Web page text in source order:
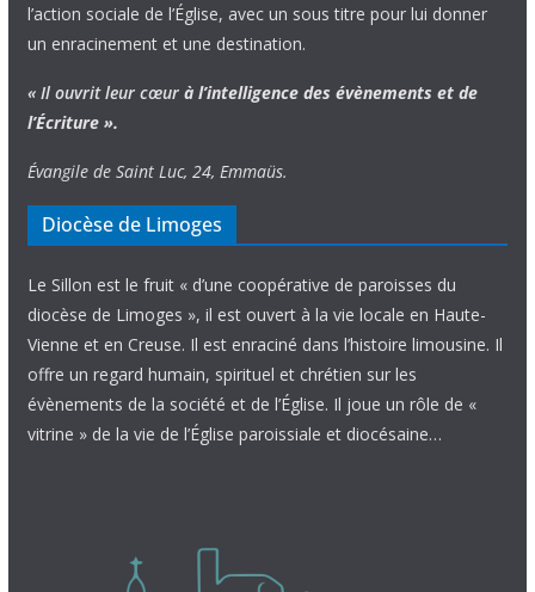
l’action sociale de l’Église, avec un sous titre pour lui donner
un enracinement et une destination.
« Il ouvrit leur cœur à l’intelligence des évènements et de
l’Écriture ».
Évangile de Saint Luc, 24, Emmaüs.
Diocèse de Limoges
Le Sillon est le fruit « d’une coopérative de paroisses du
diocèse de Limoges », il est ouvert à la vie locale en Haute-
Vienne et en Creuse. Il est enraciné dans l’histoire limousine. Il
offre un regard humain, spirituel et chrétien sur les
évènements de la société et de l’Église. Il joue un rôle de «
vitrine » de la vie de l’Église paroissiale et diocésaine…